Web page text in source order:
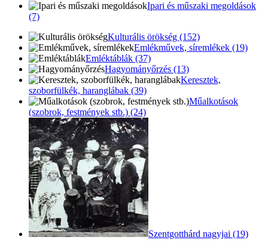
Ipari és műszaki megoldások
(7)
Kulturális örökség (152)
Emlékművek, síremlékek (19)
Emléktáblák (37)
Hagyományőrzés (13)
Keresztek,
szoborfülkék, haranglábak (39)
Műalkotások
(szobrok, festmények stb.) (24)
Szentgotthárd nagyjai (19)